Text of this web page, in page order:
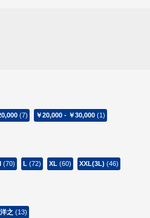
(7) ￥20,000 - ￥30,000 (1)
(70) L (72) XL (60) XXL(3L) (46)
之 (13)